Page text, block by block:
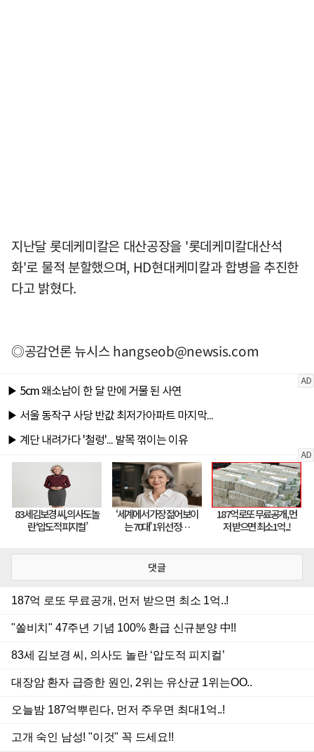
지난달 롯데케미칼은 대산공장을 '롯데케미칼대산석
화'로 물적 분할했으며, HD현대케미칼과 합병을 추진한
다고 밝혔다.
◎공감언론 뉴시스hangseob@newsis.com
댓글